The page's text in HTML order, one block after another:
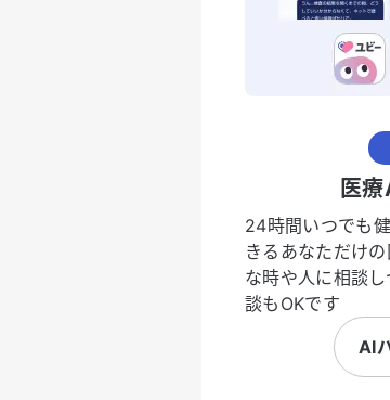
医
24時間いつでも
きるあなただけ
な時や人に相談
談もOKです
AI